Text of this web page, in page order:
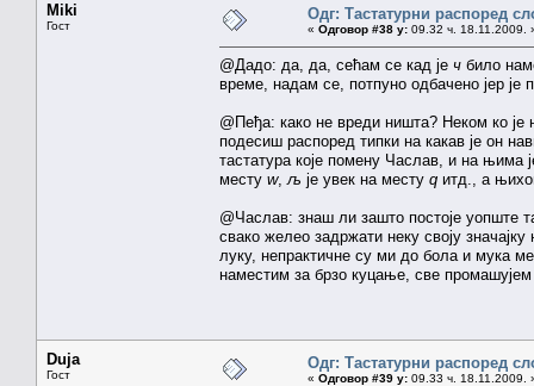
Miki
Гост
Одг: Тастатурни распоред
« Одговор #38 у: 09.32 ч. 18.11.2009.
@Дадо: да, да, сећам се кад је ч било
време, надам се, потпуно одбачено јер је
@Пеђа: како не вреди ништа? Неком ко
подесиш распоред типки на какав је он
тастатура које помену Часлав, и на њима
месту w, љ је увек на месту q итд., а
@Часлав: знаш ли зашто постоје уопште
свако желео задржати неку своју
луку, непрактичне су ми до бола и мука
наместим за брзо куцање, све промашујем
Duja
Гост
Одг: Тастатурни распоред
« Одговор #39 у: 09.33 ч. 18.11.2009.